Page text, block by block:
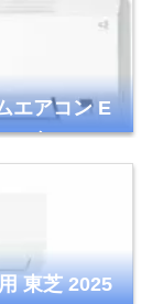
エアコン E
年モデル
東芝 2025